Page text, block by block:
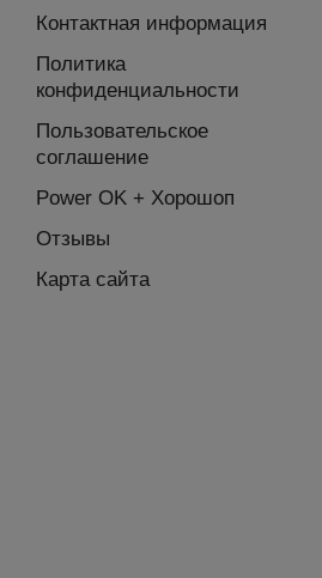
Контактная информация
Политика
конфиденциальности
Пользовательское
соглашение
Power OK + Хорошоп
Отзывы
Карта сайта